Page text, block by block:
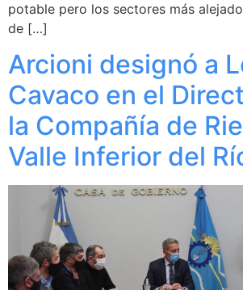
potable pero los sectores más
de […]
Arcioni designó a
Cavaco en el
la Compañía de
Valle Inferior del